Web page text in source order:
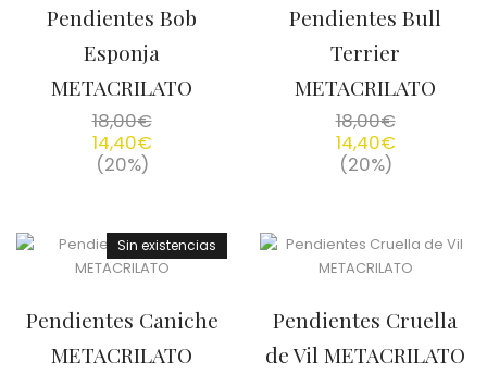
Pendientes Bob
Esponja
METACRILATO
18,00€
14,40€
(20%)
Pendientes Bull
Terrier
METACRILATO
18,00€
14,40€
(20%)
Sin existencias
Pendientes Caniche
METACRILATO
Pendientes Cruella
de Vil METACRILATO